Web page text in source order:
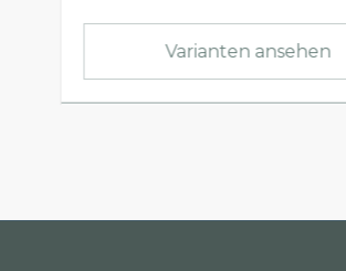
Varianten ansehen